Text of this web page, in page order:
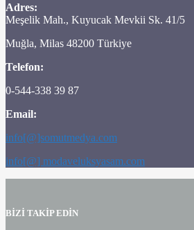
Adres:
Meşelik Mah., Kuyucak Mevkii Sk. 41/5
Muğla, Milas 48200 Türkiye
Telefon:
0-544-338 39 87
Email:
info[@]somutmedya.com
info[@] modaveluksyasam.com
BİZİ TAKİP EDİN